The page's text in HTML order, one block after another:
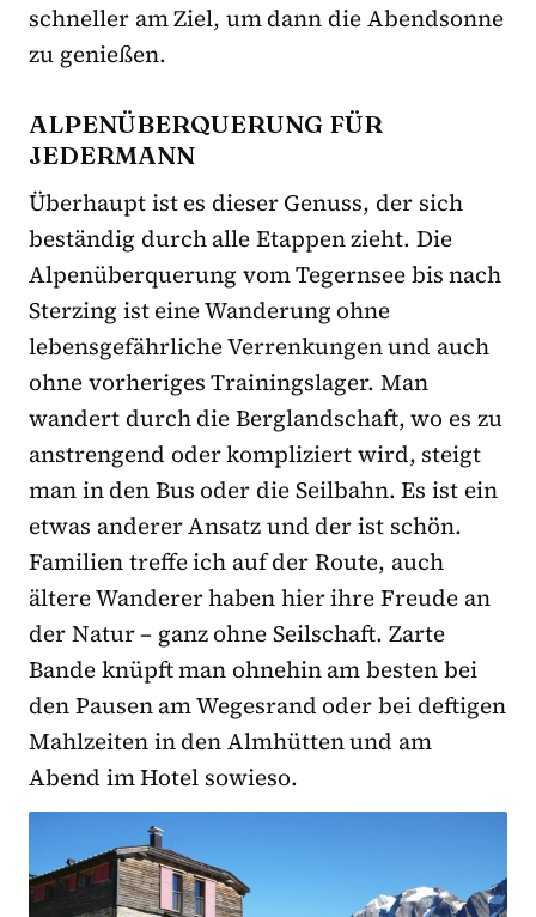
schneller am Ziel, um dann die Abendsonne
zu genießen.
ALPENÜBERQUERUNG FÜR
JEDERMANN
Überhaupt ist es dieser Genuss, der sich
beständig durch alle Etappen zieht. Die
Alpenüberquerung vom Tegernsee bis nach
Sterzing ist eine Wanderung ohne
lebensgefährliche Verrenkungen und auch
ohne vorheriges Trainingslager. Man
wandert durch die Berglandschaft, wo es zu
anstrengend oder kompliziert wird, steigt
man in den Bus oder die Seilbahn. Es ist ein
etwas anderer Ansatz und der ist schön.
Familien treffe ich auf der Route, auch
ältere Wanderer haben hier ihre Freude an
der Natur – ganz ohne Seilschaft. Zarte
Bande knüpft man ohnehin am besten bei
den Pausen am Wegesrand oder bei deftigen
Mahlzeiten in den Almhütten und am
Abend im Hotel sowieso.